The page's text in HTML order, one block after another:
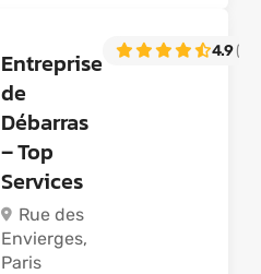
Entreprise
de
Débarras
– Top
Services
Rue des
Envierges,
Paris
4.9(66)